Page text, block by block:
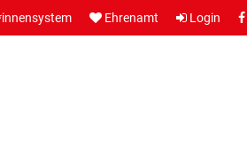
Ehrenamt Login